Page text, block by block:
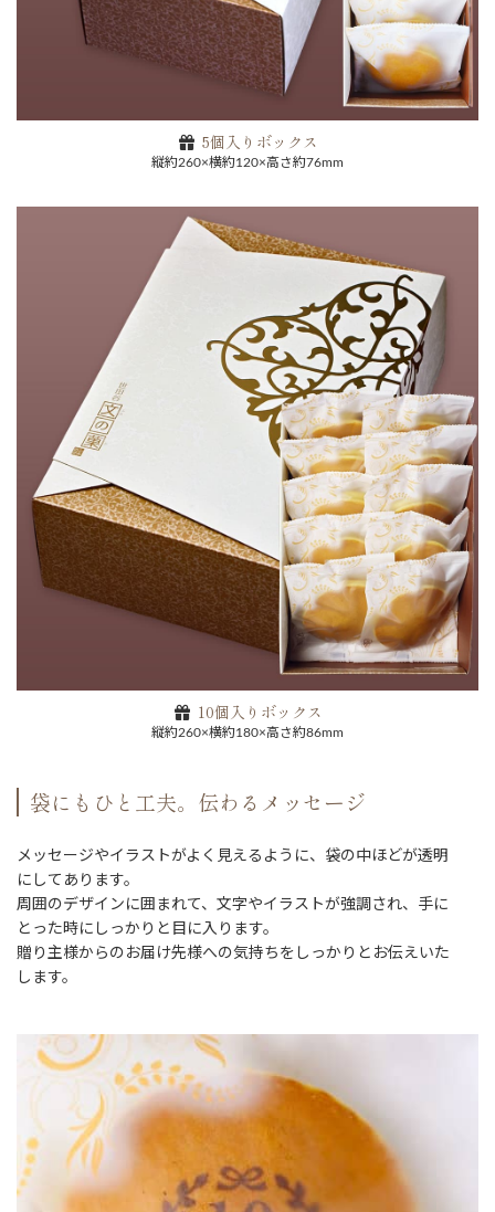
5個入りボックス
縦約260×横約120×高さ約76mm
10個入りボックス
縦約260×横約180×高さ約86mm
袋にもひと工夫。伝わるメッセージ
メッセージやイラストがよく見えるように、袋の中ほどが透明
にしてあります。
周囲のデザインに囲まれて、文字やイラストが強調され、手に
とった時にしっかりと目に入ります。
贈り主様からのお届け先様への気持ちをしっかりとお伝えいた
します。
お買い物を続ける